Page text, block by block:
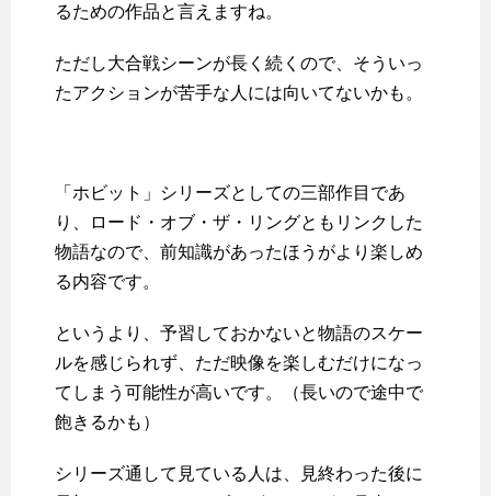
るための作品と言えますね。
ただし大合戦シーンが長く続くので、そういっ
たアクションが苦手な人には向いてないかも。
「ホビット」シリーズとしての三部作目であ
り、ロード・オブ・ザ・リングともリンクした
物語なので、前知識があったほうがより楽しめ
る内容です。
というより、予習しておかないと物語のスケー
ルを感じられず、ただ映像を楽しむだけになっ
てしまう可能性が高いです。（長いので途中で
飽きるかも）
シリーズ通して見ている人は、見終わった後に